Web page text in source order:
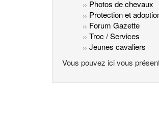
Photos de chevaux
Protection et
Forum Gazette
Troc / Services
Jeunes cavaliers
Vous pouvez ici vous